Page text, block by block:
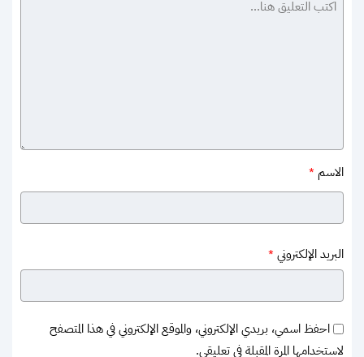
الاسم *
البريد الإلكتروني *
احفظ اسمي، بريدي الإلكتروني، والموقع الإلكتروني في هذا المتصفح
لاستخدامها المرة المقبلة في تعليقي.